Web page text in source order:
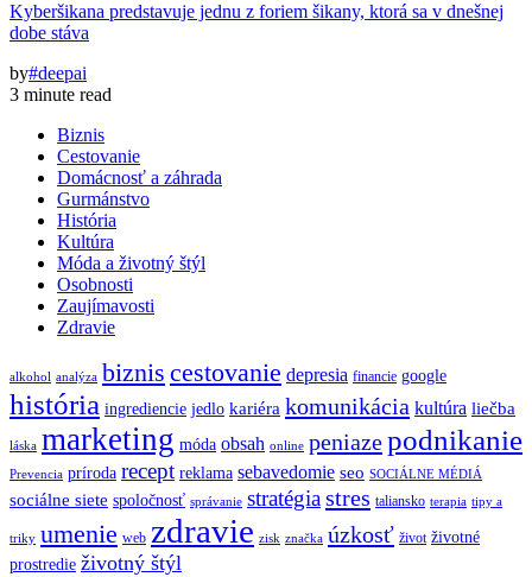
Kyberšikana predstavuje jednu z foriem šikany, ktorá sa v dnešnej
dobe stáva
by#deepai
3 minute read
Biznis
Cestovanie
Domácnosť a záhrada
Gurmánstvo
História
Kultúra
Móda a životný štýl
Osobnosti
Zaujímavosti
Zdravie
alkohol analýza biznis cestovanie depresia financie google
história ingrediencie jedlo kariéra komunikácia kultúra liečba
láska marketing móda obsah online peniazepodnikanie
Prevencia príroda recept reklama sebavedomie seo SOCIÁLNE MÉDIÁ
sociálne siete spoločnosť správanie stratégiastres taliansko terapia tipy a
triky umenie web zdravie zisk značka úzkosť život životné
prostredie životný štýl